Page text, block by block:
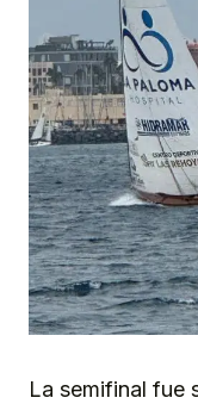
La semifinal fue